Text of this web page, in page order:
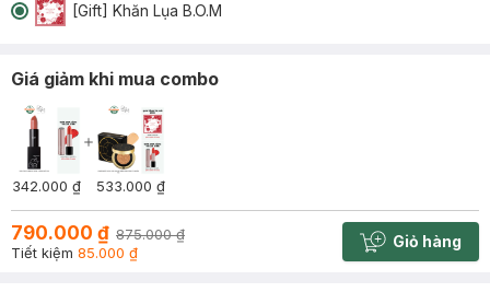
[Gift] Khăn Lụa B.O.M
Giá giảm khi mua combo
342.000 ₫ 533.000 ₫
790.000 ₫ 875.000 ₫
Tiết kiệm 85.000 ₫ Cart plus
Giỏ hàng